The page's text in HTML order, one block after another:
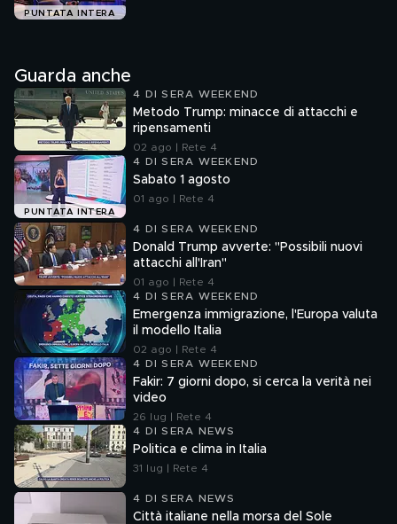
PUNTATA INTERA
Guarda anche
4 DI SERA WEEKEND
Metodo Trump: minacce di attacchi e
ripensamenti
02 ago | Rete 4
PUNTATA INTERA
4 DI SERA WEEKEND
Sabato 1 agosto
01 ago | Rete 4
4 DI SERA WEEKEND
Donald Trump avverte: "Possibili nuovi
attacchi all'Iran"
01 ago | Rete 4
4 DI SERA WEEKEND
Emergenza immigrazione, l'Europa valuta
il modello Italia
02 ago | Rete 4
4 DI SERA WEEKEND
Fakir: 7 giorni dopo, si cerca la verità nei
video
26 lug | Rete 4
4 DI SERA NEWS
Politica e clima in Italia
31 lug | Rete 4
4 DI SERA NEWS
Città italiane nella morsa del Sole